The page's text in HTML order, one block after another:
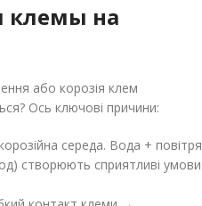
клемы на
або корозія клем
Ось ключові причини:
середа. Вода + повітря
створюють сприятливі умови